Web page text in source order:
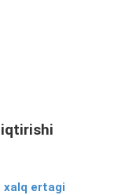
xalq ertagi